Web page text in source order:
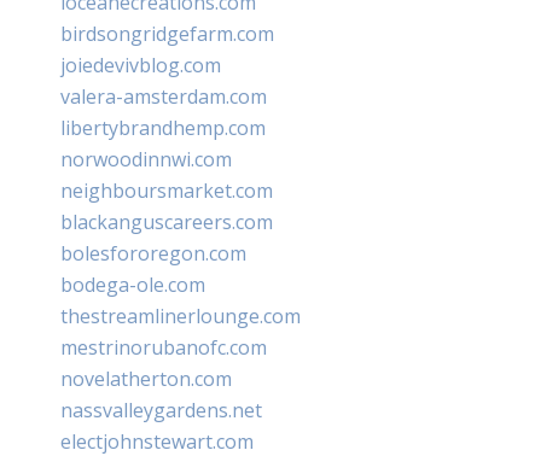
birdsongridgefarm.com
joiedevivblog.com
valera-amsterdam.com
libertybrandhemp.com
norwoodinnwi.com
neighboursmarket.com
blackanguscareers.com
bolesfororegon.com
bodega-ole.com
thestreamlinerlounge.com
mestrinorubanofc.com
novelatherton.com
nassvalleygardens.net
electjohnstewart.com